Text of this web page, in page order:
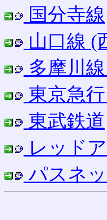
国分寺線
山口線 (
多摩川
東京急
東武鉄道
レッド
パスネ